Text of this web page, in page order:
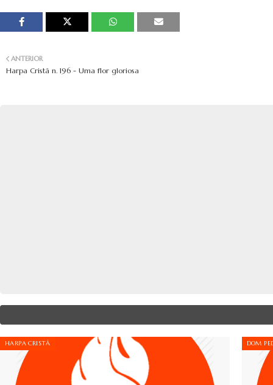
ANTERIOR
Harpa Cristã n. 196 - Uma flor gloriosa
HARPA CRISTÃ DOM